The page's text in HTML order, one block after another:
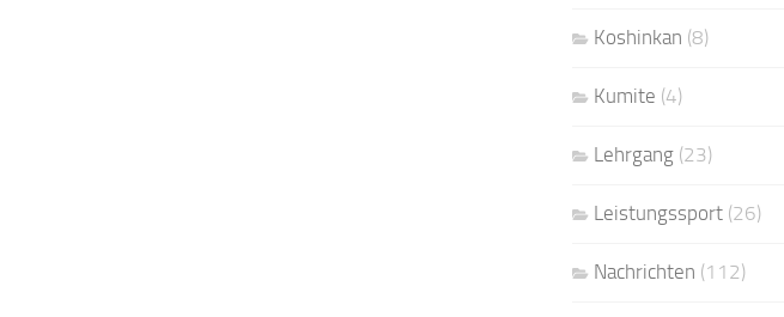
Koshinkan (8)
Kumite (4)
Lehrgang(23)
Leistungssport(26)
Nachrichten (112)